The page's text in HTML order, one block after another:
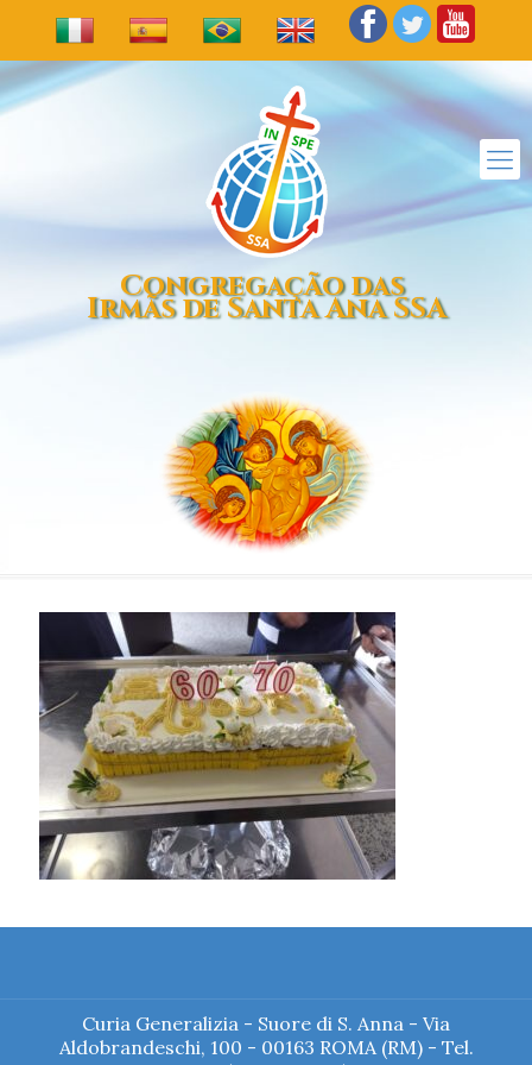
Congregação das
Irmãs de Santa Ana SSA
Curia Generalizia - Suore di S. Anna - Via
Aldobrandeschi, 100 - 00163 ROMA (RM) - Tel.